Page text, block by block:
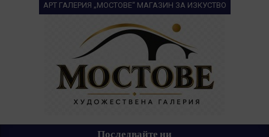
АРТ ГАЛЕРИЯ „МОСТОВЕ“ МАГАЗИН ЗА ИЗКУСТВО
Последвайте ни